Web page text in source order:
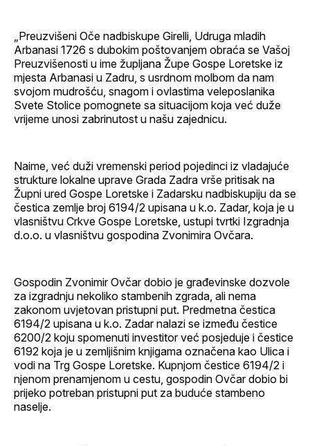
„Preuzvišeni Oče nadbiskupe Girelli, Udruga mladih
Arbanasi 1726 s dubokim poštovanjem obraća se Vašoj
Preuzvišenosti u ime župljana Župe Gospe Loretske iz
mjesta Arbanasi u Zadru, s usrdnom molbom da nam
svojom mudrošću, snagom i ovlastima veleposlanika
Svete Stolice pomognete sa situacijom koja već duže
vrijeme unosi zabrinutost u našu zajednicu.
Naime, već duži vremenski period pojedinci iz vladajuće
strukture lokalne uprave Grada Zadra vrše pritisak na
Župni ured Gospe Loretske i Zadarsku nadbiskupiju da se
čestica zemlje broj 6194/2 upisana u k.o. Zadar, koja je u
vlasništvu Crkve Gospe Loretske, ustupi tvrtki Izgradnja
d.o.o. u vlasništvu gospodina Zvonimira Ovčara.
Gospodin Zvonimir Ovčar dobio je građevinske dozvole
za izgradnju nekoliko stambenih zgrada, ali nema
zakonom uvjetovan pristupni put. Predmetna čestica
6194/2 upisana u k.o. Zadar nalazi se između čestice
6200/2 koju spomenuti investitor već posjeduje i čestice
6192 koja je u zemljišnim knjigama označena kao Ulica i
vodi na Trg Gospe Loretske. Kupnjom čestice 6194/2 i
njenom prenamjenom u cestu, gospodin Ovčar dobio bi
prijeko potreban pristupni put za buduće stambeno
naselje.